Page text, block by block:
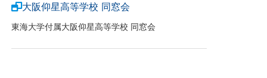
大阪仰星高等学校 同窓会
東海大学付属大阪仰星高等学校 同窓会